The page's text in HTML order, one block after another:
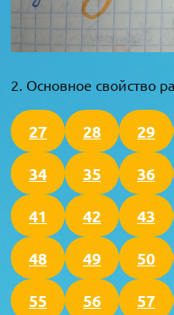
2. Основное свойство
27 28 29
34 35 36
41 42 43
48 49 50
55 56 57